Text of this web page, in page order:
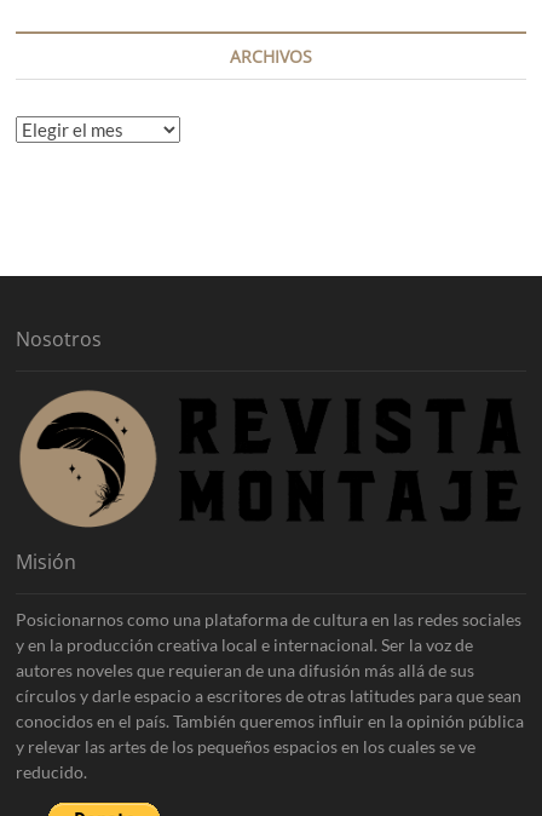
ARCHIVOS
A
Nosotros
Misión
Posicionarnos como una plataforma de cultura en las redes sociales
y en la producción creativa local e internacional. Ser la voz de
autores noveles que requieran de una difusión más allá de sus
círculos y darle espacio a escritores de otras latitudes para que sean
conocidos en el país. También queremos influir en la opinión pública
y relevar las artes de los pequeños espacios en los cuales se ve
reducido.